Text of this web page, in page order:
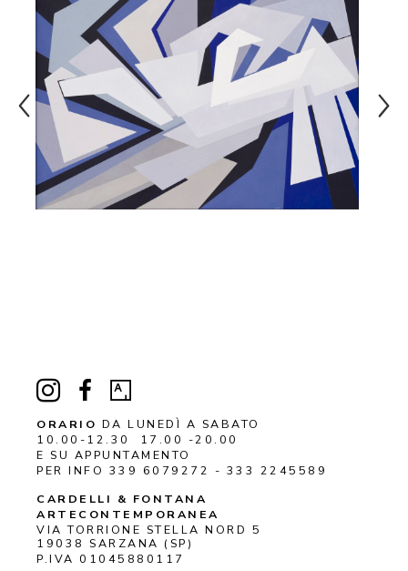
ORARIO DA LUNEDÌ A SABATO
10.00-12.30 17.00 -20.00
E SU APPUNTAMENTO
PER INFO 339 6079272 - 333 2245589
CARDELLI & FONTANA
ARTECONTEMPORANEA
VIA TORRIONE STELLA NORD 5
19038 SARZANA (SP)
P.IVA 01045880117